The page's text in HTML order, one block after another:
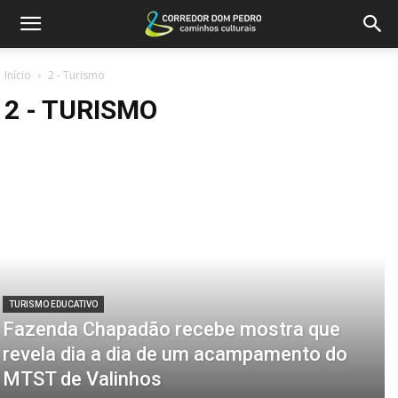
Início 2 - Turismo
2 - TURISMO
TURISMO EDUCATIVO
Fazenda Chapadão recebe mostra que
revela dia a dia de um acampamento do
MTST de Valinhos